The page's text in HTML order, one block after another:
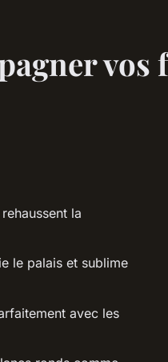
la
le palais et sublime
avec les